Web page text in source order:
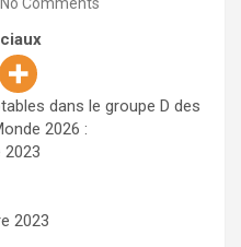
dans le groupe D des
2026 :
2023
2023